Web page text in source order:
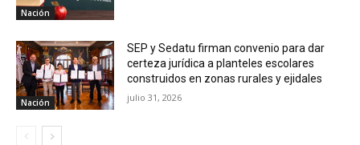
Nación
Nación
SEP y Sedatu firman convenio para dar
certeza jurídica a planteles escolares
construidos en zonas rurales y ejidales
julio 31, 2026